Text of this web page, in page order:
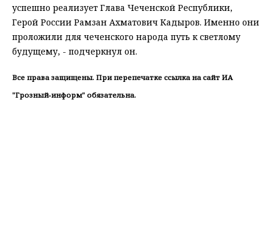
успешно реализует Глава Чеченской Республики,
Герой России Рамзан Ахматович Кадыров. Именно они
проложили для чеченского народа путь к светлому
будущему, - подчеркнул он.
Все права защищены. При перепечатке ссылка на сайт ИА
"Грозный-информ" обязательна.